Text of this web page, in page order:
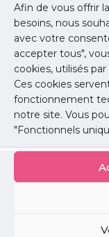
Afin de vous offrir
besoins, nous
avec votre
accepter tous",
cookies, utilisés
Ces cookies
fonctionnement
notre site. Vous
"Fonctionnels
[wppb-register
mars-2020/